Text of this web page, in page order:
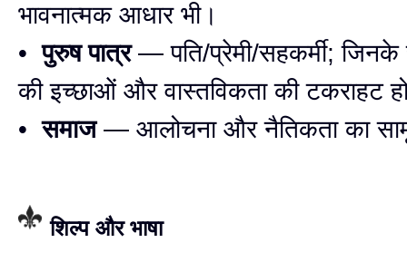
भावनात्मक आधार भी।
•पुरुष पात्र— पति/प्रेमी/सहकर्मी; जिनके
की इच्छाओं और वास्तविकता की टकराहट
•समाज— आलोचना और नैतिकता का
शिल्प और भाषा